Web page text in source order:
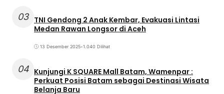
03 TNI Gendong 2 Anak Kembar, Evakuasi Lintasi
Medan Rawan Longsor di Aceh
13 Desember 2025•1.040 Dilihat
04 Kunjungi K SQUARE Mall Batam, Wamenpar :
Perkuat Posisi Batam sebagai Destinasi Wisata
Belanja Baru